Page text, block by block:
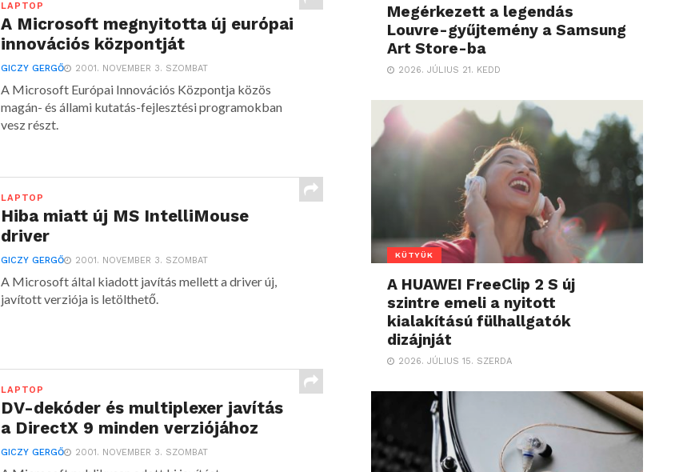
LAPTOP
A Microsoft megnyitotta új európai
innovációs központját
GICZY GERGŐ 2001. NOVEMBER 3. SZOMBAT
A Microsoft Európai Innovációs Központja közös
magán- és állami kutatás-fejlesztési programokban
vesz részt.
LAPTOP
Hiba miatt új MS IntelliMouse
driver
GICZY GERGŐ 2001. NOVEMBER 3. SZOMBAT
A Microsoft által kiadott javítás mellett a driver új,
javított verziója is letölthető.
LAPTOP
DV-dekóder és multiplexer javítás
a DirectX 9 minden verziójához
GICZY GERGŐ 2001. NOVEMBER 3. SZOMBAT
Megérkezett a legendás
Louvre-gyűjtemény a Samsung
Art Store-ba
2026. JÚLIUS 21. KEDD
KÜTYÜK
A HUAWEI FreeClip 2 S új
szintre emeli a nyitott
kialakítású fülhallgatók
dizájnját
2026. JÚLIUS 15. SZERDA